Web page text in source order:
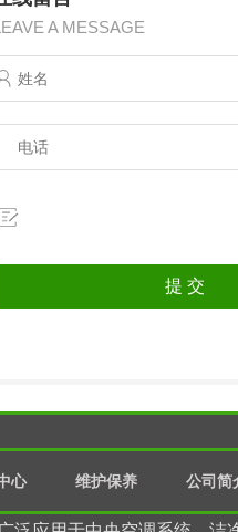
A MESSAGE
心 维护保养 公司简